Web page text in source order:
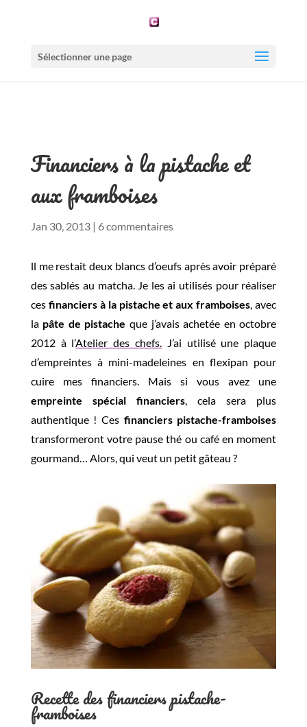
Sélectionner une page
Financiers à la pistache et
aux framboises
Jan 30, 2013| 6 commentaires
ll me restait deux blancs d’oeufs après avoir préparé
des sablés au matcha. Je les ai utilisés pour réaliser
ces financiers à la pistache et aux framboises, avec
la pâte de pistache que j’avais achetée en octobre
2012 à l’Atelier des chefs. J’ai utilisé une plaque
d’empreintes à mini-madeleines en flexipan pour
cuire mes financiers. Mais si vous avez une
empreinte spécial financiers, cela sera plus
authentique ! Ces financiers pistache-framboises
transformeront votre pause thé ou café en moment
gourmand… Alors, qui veut un petit gâteau ?
Recette des financiers pistache-
framboises